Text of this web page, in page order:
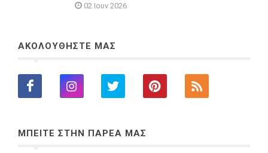
02 Ιουν 2026
ΑΚΟΛΟΥΘΗΣΤΕ ΜΑΣ
ΜΠΕΙΤΕ ΣΤΗΝ ΠΑΡΕΑ ΜΑΣ